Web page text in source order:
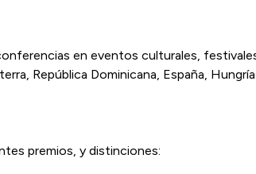
en eventos culturales,
República Dominicana, España,
premios, y distinciones: